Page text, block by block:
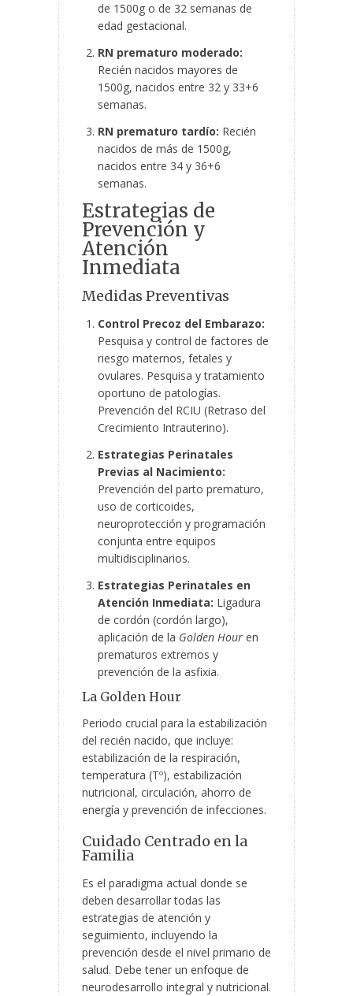
de 1500g o de 32 semanas de
edad gestacional.
RN prematuro moderado:
Recién nacidos mayores de
1500g, nacidos entre 32 y 33+6
semanas.
RN prematuro tardío: Recién
nacidos de más de 1500g,
nacidos entre 34 y 36+6
semanas.
Estrategias de
Prevención y
Atención
Inmediata
Medidas Preventivas
Control Precoz del Embarazo:
Pesquisa y control de factores de
riesgo maternos, fetales y
ovulares. Pesquisa y tratamiento
oportuno de patologías.
Prevención del RCIU (Retraso del
Crecimiento Intrauterino).
Estrategias Perinatales
Previas al Nacimiento:
Prevención del parto prematuro,
uso de corticoides,
neuroprotección y programación
conjunta entre equipos
multidisciplinarios.
Estrategias Perinatales en
Atención Inmediata: Ligadura
de cordón (cordón largo),
aplicación de la Golden Hour en
prematuros extremos y
prevención de la asfixia.
La Golden Hour
Periodo crucial para la estabilización
del recién nacido, que incluye:
estabilización de la respiración,
temperatura (Tº), estabilización
nutricional, circulación, ahorro de
energía y prevención de infecciones.
Cuidado Centrado en la
Familia
Es el paradigma actual donde se
deben desarrollar todas las
estrategias de atención y
seguimiento, incluyendo la
prevención desde el nivel primario de
salud. Debe tener un enfoque de
neurodesarrollo integral y nutricional.